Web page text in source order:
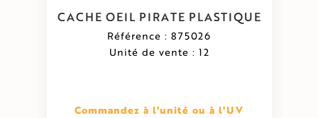
CACHE OEIL PIRATE PLASTIQUE
Référence : 875026
Unité de vente : 12
Commandez à l'unité ou à l'UV